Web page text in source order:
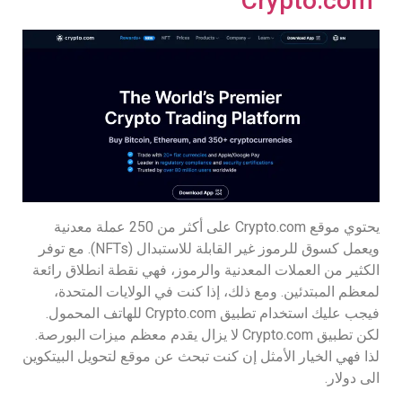
يحتوي موقع Crypto.com على أكثر من 250 عملة معدنية
ويعمل كسوق للرموز غير القابلة للاستبدال (NFTs). مع توفر
الكثير من العملات المعدنية والرموز، فهي نقطة انطلاق رائعة
لمعظم المبتدئين. ومع ذلك، إذا كنت في الولايات المتحدة،
فيجب عليك استخدام تطبيق Crypto.com للهاتف المحمول.
لكن تطبيق Crypto.com لا يزال يقدم معظم ميزات البورصة.
لذا فهي الخيار الأمثل إن كنت تبحث عن موقع لتحويل البيتكوين
الى دولار.